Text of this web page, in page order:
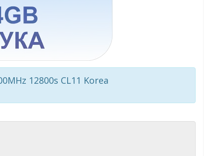
12800s CL11 Korea